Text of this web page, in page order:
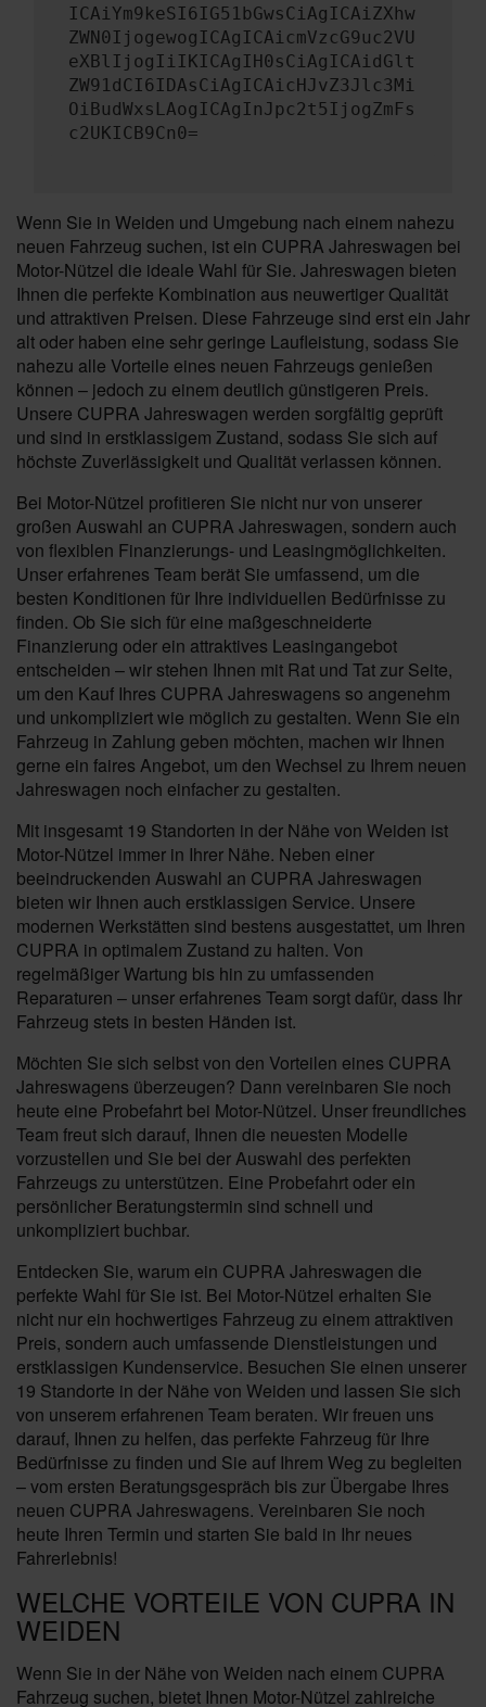
ICAiYm9keSI6IG51bGwsCiAgICAiZXhw
ZWN0IjogewogICAgICAicmVzcG9uc2VU
eXBlIjogIiIKICAgIH0sCiAgICAidGlt
ZW91dCI6IDAsCiAgICAicHJvZ3Jlc3Mi
OiBudWxsLAogICAgInJpc2t5IjogZmFs
c2UKICB9Cn0=
Wenn Sie in Weiden und Umgebung nach einem nahezu
neuen Fahrzeug suchen, ist ein CUPRA Jahreswagen bei
Motor-Nützel die ideale Wahl für Sie. Jahreswagen bieten
Ihnen die perfekte Kombination aus neuwertiger Qualität
und attraktiven Preisen. Diese Fahrzeuge sind erst ein Jahr
alt oder haben eine sehr geringe Laufleistung, sodass Sie
nahezu alle Vorteile eines neuen Fahrzeugs genießen
können – jedoch zu einem deutlich günstigeren Preis.
Unsere CUPRA Jahreswagen werden sorgfältig geprüft
und sind in erstklassigem Zustand, sodass Sie sich auf
höchste Zuverlässigkeit und Qualität verlassen können.
Bei Motor-Nützel profitieren Sie nicht nur von unserer
großen Auswahl an CUPRA Jahreswagen, sondern auch
von flexiblen Finanzierungs- und Leasingmöglichkeiten.
Unser erfahrenes Team berät Sie umfassend, um die
besten Konditionen für Ihre individuellen Bedürfnisse zu
finden. Ob Sie sich für eine maßgeschneiderte
Finanzierung oder ein attraktives Leasingangebot
entscheiden – wir stehen Ihnen mit Rat und Tat zur Seite,
um den Kauf Ihres CUPRA Jahreswagens so angenehm
und unkompliziert wie möglich zu gestalten. Wenn Sie ein
Fahrzeug in Zahlung geben möchten, machen wir Ihnen
gerne ein faires Angebot, um den Wechsel zu Ihrem neuen
Jahreswagen noch einfacher zu gestalten.
Mit insgesamt 19 Standorten in der Nähe von Weiden ist
Motor-Nützel immer in Ihrer Nähe. Neben einer
beeindruckenden Auswahl an CUPRA Jahreswagen
bieten wir Ihnen auch erstklassigen Service. Unsere
modernen Werkstätten sind bestens ausgestattet, um Ihren
CUPRA in optimalem Zustand zu halten. Von
regelmäßiger Wartung bis hin zu umfassenden
Reparaturen – unser erfahrenes Team sorgt dafür, dass Ihr
Fahrzeug stets in besten Händen ist.
Möchten Sie sich selbst von den Vorteilen eines CUPRA
Jahreswagens überzeugen? Dann vereinbaren Sie noch
heute eine Probefahrt bei Motor-Nützel. Unser freundliches
Team freut sich darauf, Ihnen die neuesten Modelle
vorzustellen und Sie bei der Auswahl des perfekten
Fahrzeugs zu unterstützen. Eine Probefahrt oder ein
persönlicher Beratungstermin sind schnell und
unkompliziert buchbar.
Entdecken Sie, warum ein CUPRA Jahreswagen die
perfekte Wahl für Sie ist. Bei Motor-Nützel erhalten Sie
nicht nur ein hochwertiges Fahrzeug zu einem attraktiven
Preis, sondern auch umfassende Dienstleistungen und
erstklassigen Kundenservice. Besuchen Sie einen unserer
19 Standorte in der Nähe von Weiden und lassen Sie sich
von unserem erfahrenen Team beraten. Wir freuen uns
darauf, Ihnen zu helfen, das perfekte Fahrzeug für Ihre
Bedürfnisse zu finden und Sie auf Ihrem Weg zu begleiten
– vom ersten Beratungsgespräch bis zur Übergabe Ihres
neuen CUPRA Jahreswagens. Vereinbaren Sie noch
heute Ihren Termin und starten Sie bald in Ihr neues
Fahrerlebnis!
WELCHE VORTEILE VON CUPRA IN
WEIDEN
Wenn Sie in der Nähe von Weiden nach einem CUPRA
Fahrzeug suchen, bietet Ihnen Motor-Nützel zahlreiche